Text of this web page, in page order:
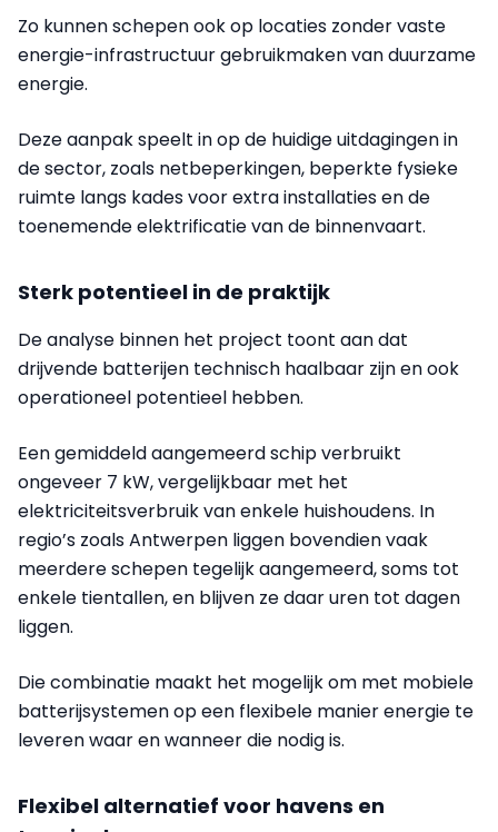
Zo kunnen schepen ook op locaties zonder vaste
energie-infrastructuur gebruikmaken van duurzame
energie.
Deze aanpak speelt in op de huidige uitdagingen in
de sector, zoals netbeperkingen, beperkte fysieke
ruimte langs kades voor extra installaties en de
toenemende elektrificatie van de binnenvaart.
Sterk potentieel in de praktijk
De analyse binnen het project toont aan dat
drijvende batterijen technisch haalbaar zijn en ook
operationeel potentieel hebben.
Een gemiddeld aangemeerd schip verbruikt
ongeveer 7 kW, vergelijkbaar met het
elektriciteitsverbruik van enkele huishoudens. In
regio’s zoals Antwerpen liggen bovendien vaak
meerdere schepen tegelijk aangemeerd, soms tot
enkele tientallen, en blijven ze daar uren tot dagen
liggen.
Die combinatie maakt het mogelijk om met mobiele
batterijsystemen op een flexibele manier energie te
leveren waar en wanneer die nodig is.
Flexibel alternatief voor havens en